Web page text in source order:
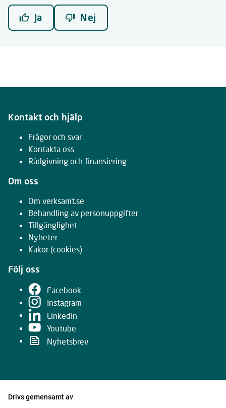
Ja Nej
Kontakt och hjälp
Frågor och svar
Kontakta oss
Rådgivning och finansiering
Om oss
Om verksamt.se
Behandling av personuppgifter
Tillgänglighet
Nyheter
Kakor (cookies)
Följ oss
Facebook
Instagram
LinkedIn
Youtube
Nyhetsbrev
Drivs gemensamt av